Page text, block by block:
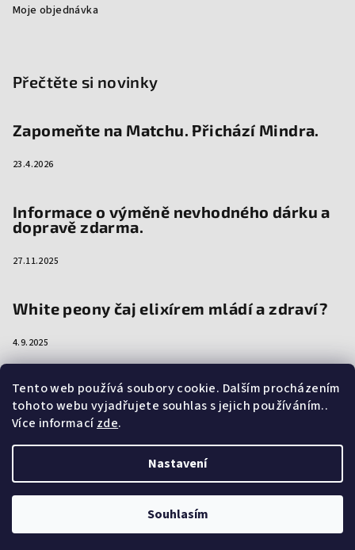
Tento web používá soubory cookie. Dalším procházením
tohoto webu vyjadřujete souhlas s jejich používáním..
Více informacízde.
Nastavení
Souhlasím
Moje objednávka
Přečtěte si novinky
Zapomeňte na Matchu. Přichází Mindra.
23.4.2026
Informace o výměně nevhodného dárku a
dopravě zdarma.
27.11.2025
White peony čaj elixírem mládí a zdraví?
4.9.2025
Vytvořil Shoptet
Odběr článků a novinek